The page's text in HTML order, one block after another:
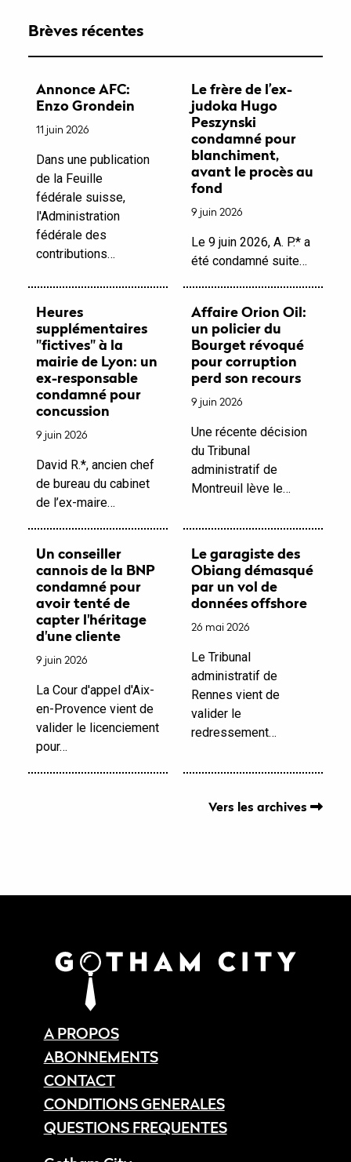
Brèves récentes
Annonce AFC:
Enzo Grondein
11 juin 2026
Dans une publication
de la Feuille
fédérale suisse,
l'Administration
fédérale des
contributions…
Le frère de l’ex-
judoka Hugo
Peszynski
condamné pour
blanchiment,
avant le procès au
fond
9 juin 2026
Le 9 juin 2026, A. P.* a
été condamné suite…
Heures
supplémentaires
"fictives" à la
mairie de Lyon: un
ex-responsable
condamné pour
concussion
9 juin 2026
David R.*, ancien chef
de bureau du cabinet
de l’ex-maire…
Affaire Orion Oil:
un policier du
Bourget révoqué
pour corruption
perd son recours
9 juin 2026
Une récente décision
du Tribunal
administratif de
Montreuil lève le…
Un conseiller
cannois de la BNP
condamné pour
avoir tenté de
capter l'héritage
d'une cliente
9 juin 2026
La Cour d'appel d'Aix-
en-Provence vient de
valider le licenciement
pour…
Le garagiste des
Obiang démasqué
par un vol de
données offshore
26 mai 2026
Le Tribunal
administratif de
Rennes vient de
valider le
redressement…
Vers les archives
A PROPOS
ABONNEMENTS
CONTACT
CONDITIONS GENERALES
QUESTIONS FREQUENTES